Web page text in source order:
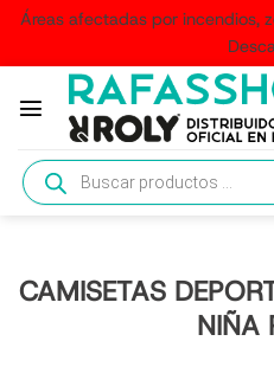
Áreas afectadas por incendios,
contenido
Búsqueda
de
productos
CAMISETAS
NIÑA